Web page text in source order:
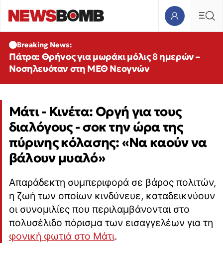
Breaking News:
Πάτρα: Θρήνος για μωράκι μόλις 8 ημερών –
Νοσηλευόταν στη ΜΕΘ Νεογνών
Μάτι - Κινέτα: Οργή για τους
διαλόγους - σοκ την ώρα της
πύρινης κόλασης: «Να καούν να
βάλουν μυαλό»
Απαράδεκτη συμπεριφορά σε βάρος πολιτών,
η ζωή των οποίων κινδύνευε, καταδεικνύουν
οι συνομιλίες που περιλαμβάνονται στο
πολυσέλιδο πόρισμα των εισαγγελέων για τη
φονική φωτιά στο Μάτι.